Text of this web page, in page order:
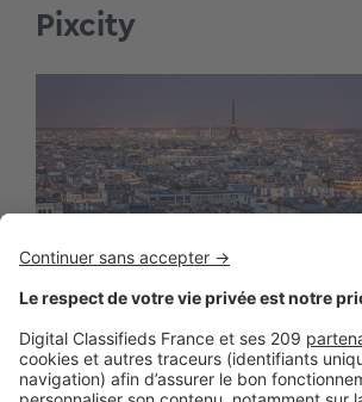
Pixcity
BUSINESS